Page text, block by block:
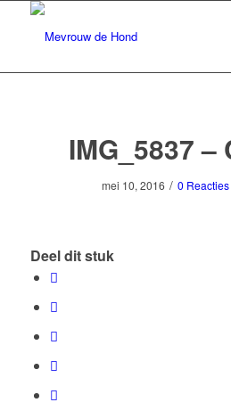
IMG_5837 –
mei 10, 2016 / 0 Reacties
Deel dit stuk